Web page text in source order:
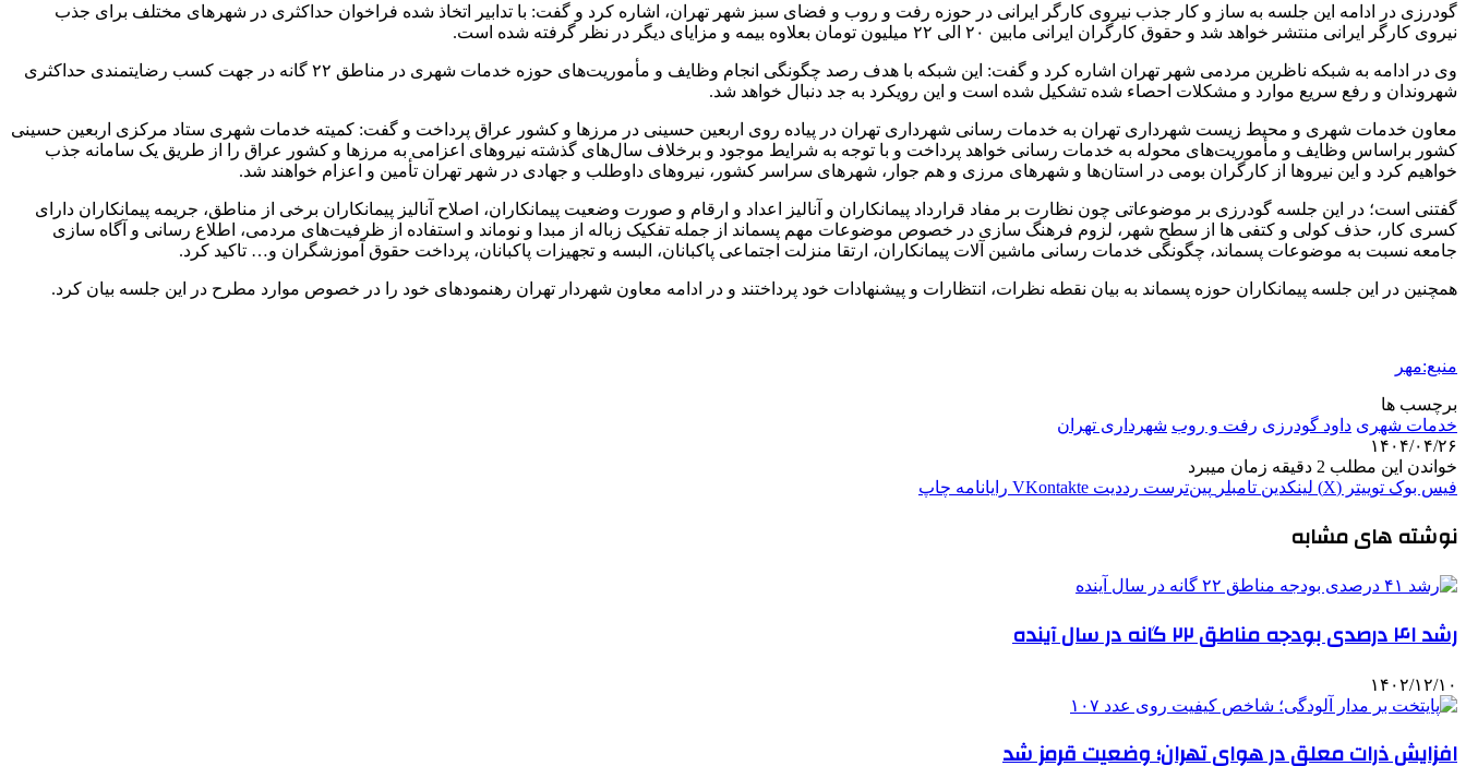
گودرزی در ادامه این جلسه به ساز و کار جذب نیروی کارگر ایرانی در حوزه رفت و روب و فضای سبز شهر تهران، اشاره کرد و گفت: با تدابیر اتخاذ شده فراخوان حداکثری در شهرهای مختلف برای جذب
نیروی کارگر ایرانی منتشر خواهد شد و حقوق کارگران ایرانی مابین ۲۰ الی ۲۲ میلیون تومان بعلاوه بیمه و مزایای دیگر در نظر گرفته شده است.
وی در ادامه به شبکه ناظرین مردمی شهر تهران اشاره کرد و گفت: این شبکه با هدف رصد چگونگی انجام وظایف و مأموریت‌های حوزه خدمات شهری در مناطق ۲۲ گانه در جهت کسب رضایتمندی حداکثری
شهروندان و رفع سریع موارد و مشکلات احصاء شده تشکیل شده است و این رویکرد به جد دنبال خواهد شد.
معاون خدمات شهری و محیط زیست شهرداری تهران به خدمات رسانی شهرداری تهران در پیاده روی اربعین حسینی در مرزها و کشور عراق پرداخت و گفت: کمیته خدمات شهری ستاد مرکزی اربعین حسینی
کشور براساس وظایف و مأموریت‌های محوله به خدمات رسانی خواهد پرداخت و با توجه به شرایط موجود و برخلاف سال‌های گذشته نیروهای اعزامی به مرزها و کشور عراق را از طریق یک سامانه جذب
خواهیم کرد و این نیروها از کارگران بومی در استان‌ها و شهرهای مرزی و هم جوار، شهرهای سراسر کشور، نیروهای داوطلب و جهادی در شهر تهران تأمین و اعزام خواهند شد.
گفتنی است؛ در این جلسه گودرزی بر موضوعاتی چون نظارت بر مفاد قرارداد پیمانکاران و آنالیز اعداد و ارقام و صورت وضعیت پیمانکاران، اصلاح آنالیز پیمانکاران برخی از مناطق، جریمه پیمانکاران دارای
کسری کار، حذف کولی و کتفی ها از سطح شهر، لزوم فرهنگ سازی در خصوص موضوعات مهم پسماند از جمله تفکیک زباله از مبدا و نوماند و استفاده از ظرفیت‌های مردمی، اطلاع رسانی و آگاه سازی
جامعه نسبت به موضوعات پسماند، چگونگی خدمات رسانی ماشین آلات پیمانکاران، ارتقا منزلت اجتماعی پاکبانان، البسه و تجهیزات پاکبانان، پرداخت حقوق آموزشگران و… تاکید کرد.
همچنین در این جلسه پیمانکاران حوزه پسماند به بیان نقطه نظرات، انتظارات و پیشنهادات خود پرداختند و در ادامه معاون شهردار تهران رهنمودهای خود را در خصوص موارد مطرح در این جلسه بیان کرد.
منبع:مهر
برچسب ها
خدمات شهری داود گودرزی رفت و روب شهرداری تهران
۱۴۰۴/۰۴/۲۶
خواندن این مطلب 2 دقیقه زمان میبرد
فیس بوک توییتر (X) لینکدین ‫تامبلر ‫پین‌ترست ‫رددیت ‫VKontakte رایانامه چاپ
نوشته های مشابه
رشد ۴۱ درصدی بودجه مناطق ۲۲ گانه در سال آینده
۱۴۰۲/۱۲/۱۰
افزایش ذرات معلق در هوای تهران؛ وضعیت قرمز شد